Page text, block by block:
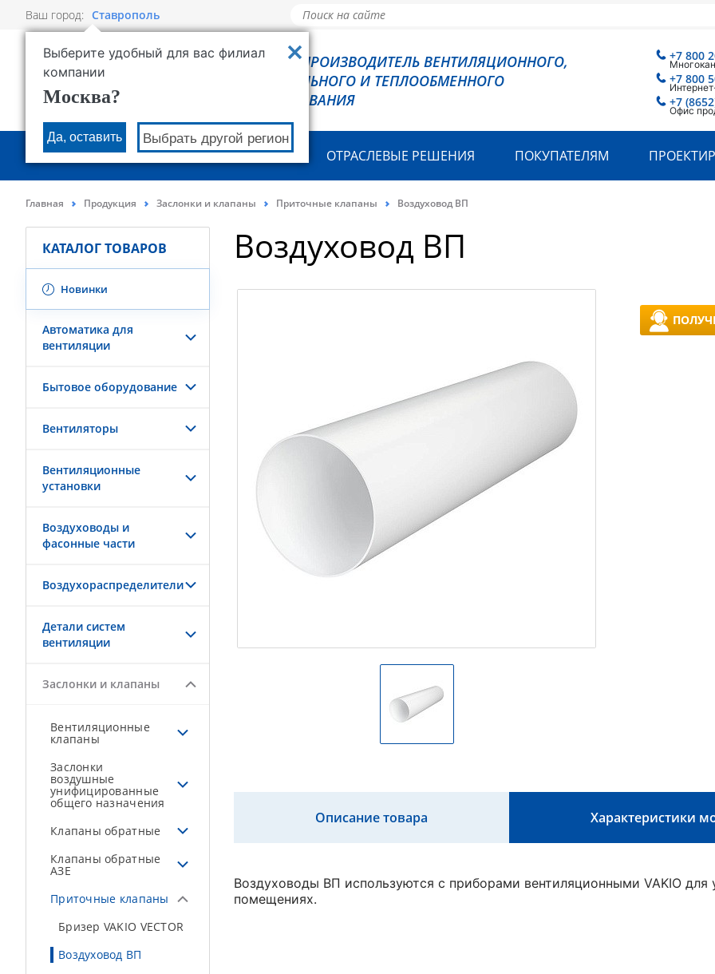
Ваш город: Ставрополь
Выберите удобный для вас филиал
компании
Москва?
Да, оставить Выбрать другой регион
РОВЕН - ПРОИЗВОДИТЕЛЬ ВЕНТИЛЯЦИОННОГО,
ХОЛОДИЛЬНОГО И ТЕПЛООБМЕННОГО
ОБОРУДОВАНИЯ
+7 800
+7 800
+7
Офис
О КОМПАНИИ ПРОДУКЦИЯ ОТРАСЛЕВЫЕ РЕШЕНИЯ ПОКУПАТЕЛЯМ
Главная Продукция Заслонки и клапаны Приточные клапаны Воздуховод ВП
КАТАЛОГ ТОВАРОВ
Новинки
Автоматика для
вентиляции
Бытовое оборудование
Вентиляторы
Вентиляционные
установки
Воздуховоды и
фасонные части
Воздухораспределители
Детали систем
вентиляции
Заслонки и клапаны
Вентиляционные
клапаны
Заслонки
воздушные
унифицированные
общего назначения
Клапаны обратные
Клапаны обратные
АЗЕ
Приточные клапаны
Бризер VAKIO VECTOR
Воздуховод ВП
Воздуховод ВП
Описание товара Характеристики
Воздуховоды ВП используются с приборами вентиляционными VAKIO для
помещениях.